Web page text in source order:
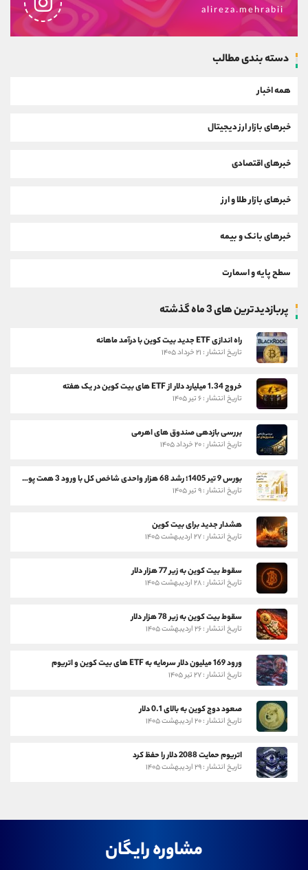
alireza.mehrabii
دسته بندی مطالب
همه اخبار
خبرهای بازار ارز دیجیتال
خبرهای اقتصادی
خبرهای بازار طلا و ارز
خبرهای بانک و بیمه
سطح پایه و اسمارت
پربازدیدترین های 3 ماه گذشته
راه اندازی ETF جدید بیت کوین با درآمد ماهانه
تاریخ انتشار : ۲۱ خرداد ۱۴۰۵
خروج 1.34 میلیارد دلار از ETF های بیت کوین در یک هفته
تاریخ انتشار : ۶ تیر ۱۴۰۵
بررسی بازدهی صندوق های اهرمی
تاریخ انتشار : ۲۰ خرداد ۱۴۰۵
بورس 9 تیر 1405؛ رشد 68 هزار واحدی شاخص کل با ورود 3 همت پول حقیقی
تاریخ انتشار : ۹ تیر ۱۴۰۵
هشدار جدید برای بیت کوین
تاریخ انتشار : ۲۷ اردیبهشت ۱۴۰۵
سقوط بیت کوین به زیر 77 هزار دلار
تاریخ انتشار : ۲۸ اردیبهشت ۱۴۰۵
سقوط بیت کوین به زیر 78 هزار دلار
تاریخ انتشار : ۲۶ اردیبهشت ۱۴۰۵
ورود 169 میلیون دلار سرمایه به ETF های بیت کوین و اتریوم
تاریخ انتشار : ۲۷ تیر ۱۴۰۵
صعود دوج کوین به بالای 0.1 دلار
تاریخ انتشار : ۲۰ اردیبهشت ۱۴۰۵
اتریوم حمایت 2088 دلار را حفظ کرد
تاریخ انتشار : ۲۹ اردیبهشت ۱۴۰۵
مشاوره رایگان